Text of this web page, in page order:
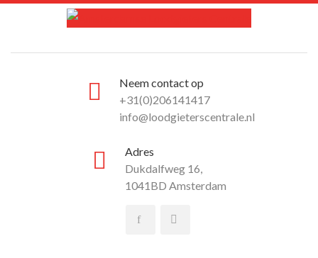
Neem contact op
+31(0)206141417
info@loodgieterscentrale.nl
Adres
Dukdalfweg 16,
1041BD Amsterdam